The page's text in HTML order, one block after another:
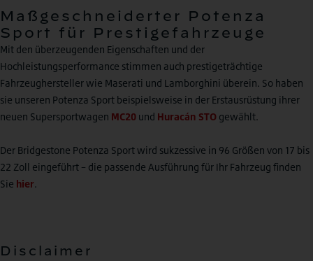
Maßgeschneiderter Potenza
Sport für Prestigefahrzeuge
Mit den überzeugenden Eigenschaften und der
Hochleistungsperformance stimmen auch prestigeträchtige
Fahrzeughersteller wie Maserati und Lamborghini überein. So haben
sie unseren Potenza Sport beispielsweise in der Erstausrüstung ihrer
neuen Supersportwagen MC20 und Huracán STO gewählt.
Der Bridgestone Potenza Sport wird sukzessive in 96 Größen von 17 bis
22 Zoll eingeführt – die passende Ausführung für Ihr Fahrzeug finden
Sie hier.
Disclaimer